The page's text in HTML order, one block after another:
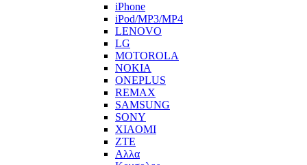
iPhone
iPod/MP3/MP4
LENOVO
LG
MOTOROLA
NOKIA
ONEPLUS
REMAX
SAMSUNG
SONY
XIAOMI
ZTE
Αλλα